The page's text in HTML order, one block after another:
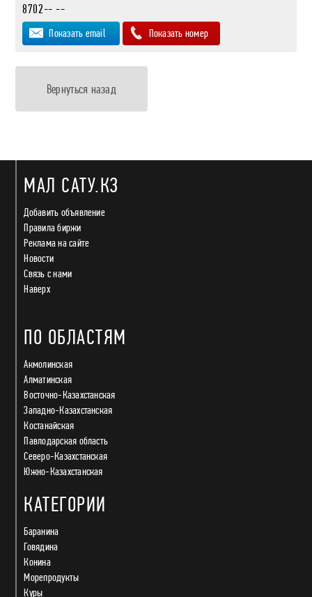
8702-- --
Показать email Показать номер
Вернуться назад
МАЛ САТУ.КЗ
Добавить объявление
Правила биржи
Реклама на сайте
Новости
Связь с нами
Наверх
ПО ОБЛАСТЯМ
Акмолинская
Алматинская
Восточно-Казахстанская
Западно-Казахстанская
Костанайская
Павлодарская область
Северо-Казахстанская
Южно-Казахстанская
КАТЕГОРИИ
Баранина
Говядина
Конина
Морепродукты
Куры